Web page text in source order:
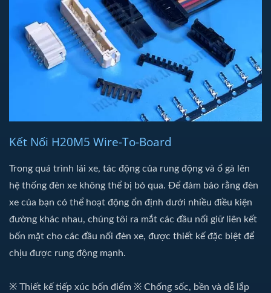
Kết Nối H20M5 Wire-To-Board
Trong quá trình lái xe, tác động của rung động và ổ gà lên
hệ thống đèn xe không thể bị bỏ qua. Để đảm bảo rằng đèn
xe của bạn có thể hoạt động ổn định dưới nhiều điều kiện
đường khác nhau, chúng tôi ra mắt các đầu nối giữ liên kết
bốn mặt cho các đầu nối đèn xe, được thiết kế đặc biệt để
chịu được rung động mạnh.
※ Thiết kế tiếp xúc bốn điểm ※ Chống sốc, bền và dễ lắp